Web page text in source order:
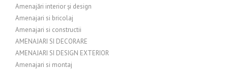
Amenajări interior și design
Amenajari si bricolaj
Amenajari si constructii
AMENAJARI SI DECORARE
AMENAJARI SI DESIGN EXTERIOR
Amenajari si montaj